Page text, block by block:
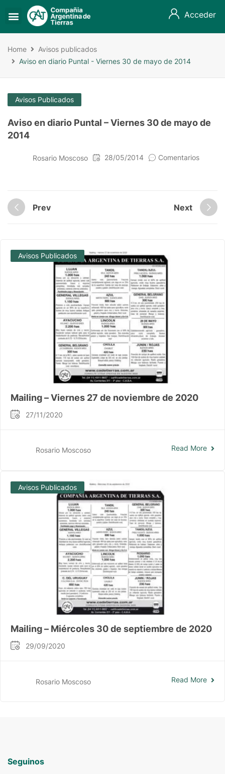
Acceder
Home
Avisos publicados
Aviso en diario Puntal - Viernes 30 de mayo de 2014
Avisos Publicados
Aviso en diario Puntal – Viernes 30 de mayo de
2014
Rosario Moscoso 28/05/2014 Comentarios
Prev Next
Avisos Publicados
Mailing – Viernes 27 de noviembre de 2020
27/11/2020
Rosario Moscoso Read More
Avisos Publicados
Mailing – Miércoles 30 de septiembre de 2020
29/09/2020
Rosario Moscoso Read More
Seguinos